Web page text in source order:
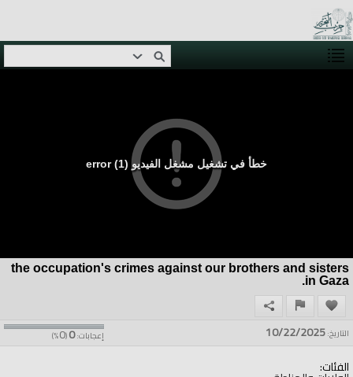
خطأ في تشغيل مشغل الفيديو (1) error
the occupation's crimes against our brothers and sisters
in Gaza.
إعجابات:0
(
0
%) التاريخ:10/22/2025
الفئات: